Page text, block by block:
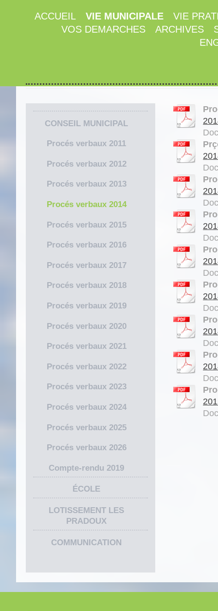
ACCUEIL VIE MUNICIPALE
VIE
VOS DEMARCHES
ARCHIVES
CONSEIL MUNICIPAL
Procés verbaux 2011
Procés verbaux 2012
Procés verbaux 2013
Procés verbaux 2014
Procés verbaux 2015
Procés verbaux 2016
Procés verbaux 2017
Procés verbaux 2018
Procés verbaux 2019
Procés verbaux 2020
Procés verbaux 2021
Procés verbaux 2022
Procés verbaux 2023
Procés verbaux 2024
Procés verbaux 2025
Procés verbaux 2026
Compte-rendu 2019
ÉCOLE
LOTISSEMENT LES
PRADOUX
COMMUNICATION